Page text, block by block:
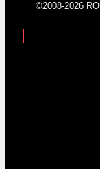
©2008-2026